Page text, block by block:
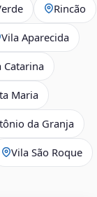
Rincão
Vila Aparecida
Catarina
Maria
da Granja
Vila São Roque